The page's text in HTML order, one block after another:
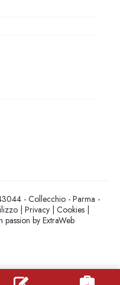
- Collecchio - Parma -
| Privacy| Cookies|
passion byExtraWeb